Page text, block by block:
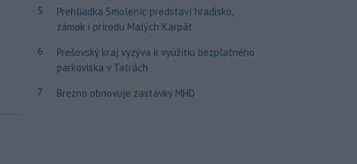
5
Prehliadka Smoleníc predstaví hradisko,
zámok i prírodu Malých Karpát
6
Prešovský kraj vyzýva k využitiu bezplatného
parkoviska v Tatrách
7 Brezno obnovuje zastávky MHD